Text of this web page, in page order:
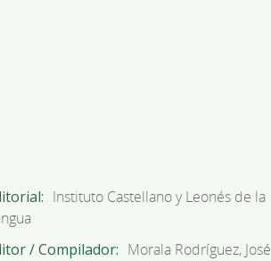
Instituto Castellano y Leonés de la
/ Compilador
Morala Rodríguez, José